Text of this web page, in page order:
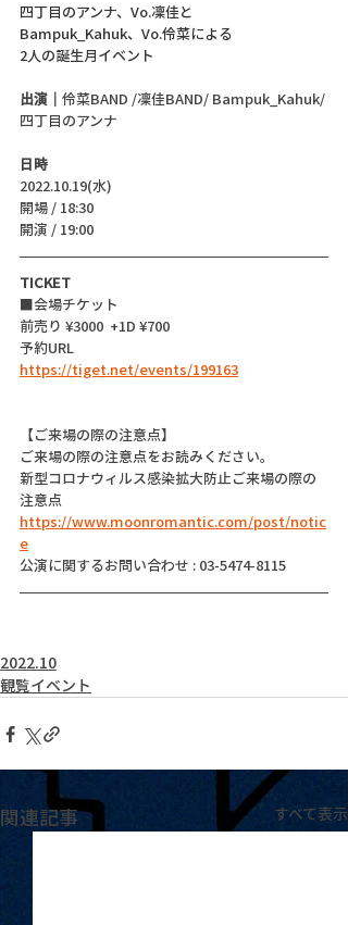
四丁目のアンナ、Vo.凜佳と
Bampuk_Kahuk、Vo.伶菜による
2人の誕生月イベント
出演｜ 伶菜BAND /凜佳BAND/ Bampuk_Kahuk/
四丁目のアンナ
日時
2022.10.19(水)
開場 / 18:30
開演 / 19:00
TICKET
■会場チケット
前売り ¥3000  +1D ¥700
予約URL
https://tiget.net/events/199163
【ご来場の際の注意点】
ご来場の際の注意点をお読みください。
新型コロナウィルス感染拡大防止ご来場の際の
注意点
https://www.moonromantic.com/post/notic
e
公演に関するお問い合わせ : 03-5474-8115
2022.10
観覧イベント
関連記事 すべて表示